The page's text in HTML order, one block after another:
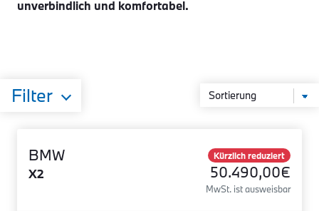
unverbindlich und komfortabel.
Filter
BMW
X2
Kürzlich reduziert
50.490,00€
MwSt. ist ausweisbar